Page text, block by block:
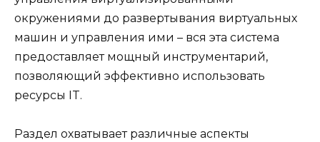
окружениями до развертывания виртуальных
машин и управления ими – вся эта система
предоставляет мощный инструментарий,
позволяющий эффективно использовать
ресурсы IT.
Раздел охватывает различные аспекты